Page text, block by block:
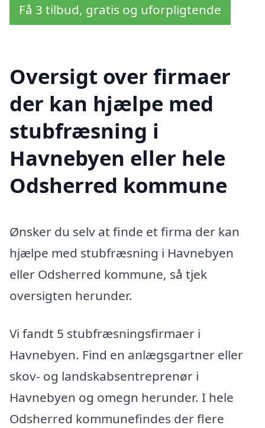
Få 3 tilbud, gratis og uforpligtende
Oversigt over firmaer
der kan hjælpe med
stubfræsning i
Havnebyen eller hele
Odsherred kommune
Ønsker du selv at finde et firma der kan
hjælpe med stubfræsning i Havnebyen
eller Odsherred kommune, så tjek
oversigten herunder.
Vi fandt 5 stubfræsningsfirmaer i
Havnebyen. Find en anlægsgartner eller
skov- og landskabsentreprenør i
Havnebyen og omegn herunder. I hele
Odsherred kommunefindes der flere